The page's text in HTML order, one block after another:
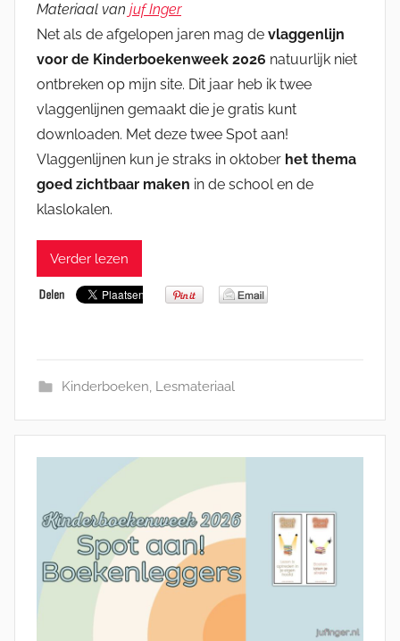
Materiaal van juf Inger
Net als de afgelopen jaren mag de vlaggenlijn
voor de Kinderboekenweek 2026 natuurlijk niet
ontbreken op mijn site. Dit jaar heb ik twee
vlaggenlijnen gemaakt die je gratis kunt
downloaden. Met deze twee Spot aan!
Vlaggenlijnen kun je straks in oktober het thema
goed zichtbaar maken in de school en de
klaslokalen.
Verder lezen
Kinderboeken, Lesmateriaal